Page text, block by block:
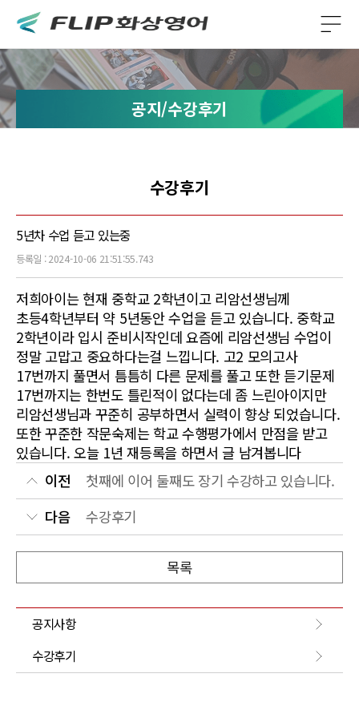
공지/수강후기
수강후기
5년차 수업 듣고 있는중
등록일 : 2024-10-06 21:51:55.743
저희아이는 현재 중학교 2학년이고 리암선생님께
초등4학년부터 약 5년동안 수업을 듣고 있습니다. 중학교
2학년이라 입시 준비시작인데 요즘에 리암선생님 수업이
정말 고맙고 중요하다는걸 느낍니다. 고2 모의고사
17번까지 풀면서 틈틈히 다른 문제를 풀고 또한 듣기문제
17번까지는 한번도 틀린적이 없다는데 좀 느린아이지만
리암선생님과 꾸준히 공부하면서 실력이 향상 되었습니다.
또한 꾸준한 작문숙제는 학교 수행평가에서 만점을 받고
있습니다. 오늘 1년 재등록을 하면서 글 남겨봅니다
이전
첫째에 이어 둘째도 장기 수강하고 있습니다.
다음
수강후기
목록
공지사항
수강후기